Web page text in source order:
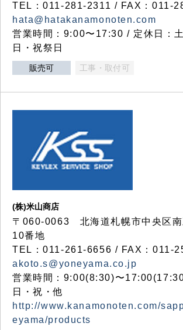
TEL：011-281-2311 / FAX：011-
hata@hatakanamonoten.com
営業時間：9:00〜17:30 / 定休日：
日・祝祭日
販売可 工事・取付可
(株)米山商店
〒060-0063 北海道札幌市中央区南
10番地
TEL：011-261-6656 / FAX：011-
akoto.s@yoneyama.co.jp
営業時間：9:00(8:30)〜
日・祝・他
http://www.kanamonoten.com/
eyama/products